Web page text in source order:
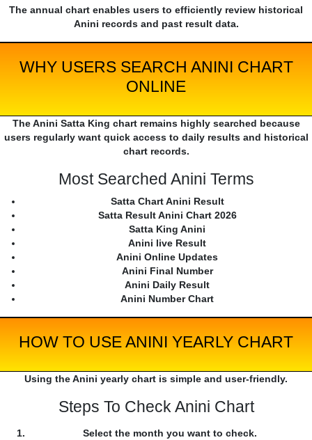
The annual chart enables users to efficiently review historical
Anini records and past result data.
WHY USERS SEARCH ANINI CHART
ONLINE
The Anini Satta King chart remains highly searched because
users regularly want quick access to daily results and historical
chart records.
Most Searched Anini Terms
Satta Chart Anini Result
Satta Result Anini Chart 2026
Satta King Anini
Anini live Result
Anini Online Updates
Anini Final Number
Anini Daily Result
Anini Number Chart
HOW TO USE ANINI YEARLY CHART
Using the Anini yearly chart is simple and user-friendly.
Steps To Check Anini Chart
Select the month you want to check.